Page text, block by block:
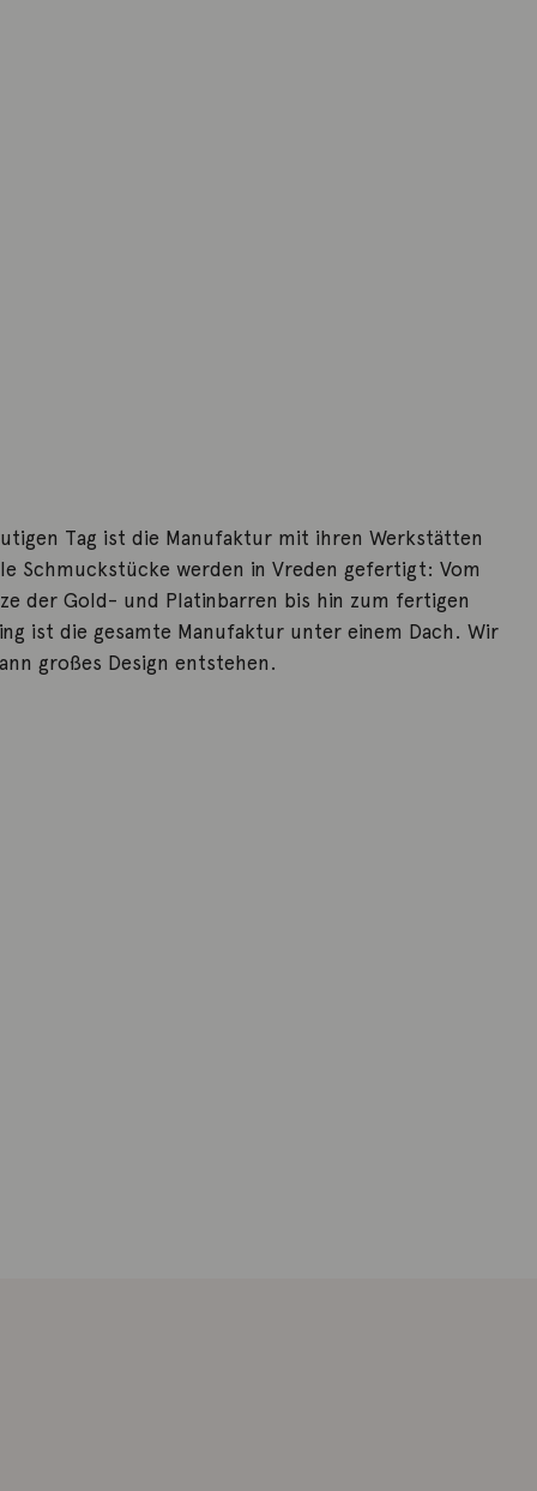
Tag ist die Manufaktur mit ihren Werkstätten
Schmuckstücke werden in Vreden gefertigt: Vom
der Gold- und Platinbarren bis hin zum fertigen
ist die gesamte Manufaktur unter einem Dach. Wir
großes Design entstehen.